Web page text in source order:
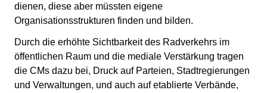
dienen, diese aber müssten eigene
Organisationsstrukturen finden und bilden.
Durch die erhöhte Sichtbarkeit des Radverkehrs im
öffentlichen Raum und die mediale Verstärkung tragen
die CMs dazu bei, Druck auf Parteien, Stadtregierungen
und Verwaltungen, und auch auf etablierte Verbände,